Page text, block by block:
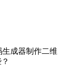
成器制作二维